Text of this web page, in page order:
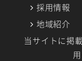
採用情報
地域紹介
当サイトに掲